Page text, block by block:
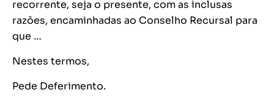
recorrente, seja o presente, com as inclusas
razões, encaminhadas ao Conselho Recursal para
que …
Nestes termos,
Pede Deferimento.